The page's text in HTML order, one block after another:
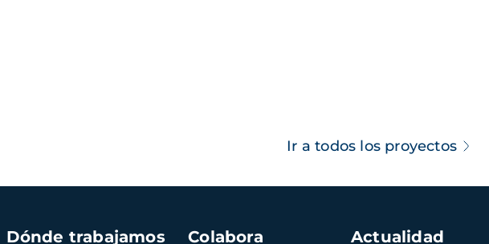
Ir a todos los proyectos
Dónde trabajamos Colabora Actualidad